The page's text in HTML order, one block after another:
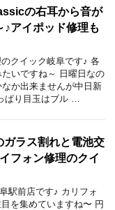
の右耳から音が
♪アイポッド修理も
クイック岐阜です♪ 各
いですね～ 日曜日なの
か出来ませんが中日新
ぱり目玉はブル …
ラス割れと電池交
フォン修理のクイ
駅前店です♪ カリフォ
を集めていますね〜 円